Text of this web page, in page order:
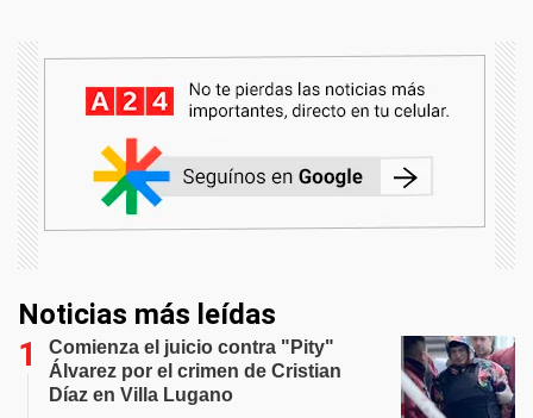
Noticias más leídas
Comienza el juicio contra "Pity"
Álvarez por el crimen de Cristian
Díaz en Villa Lugano